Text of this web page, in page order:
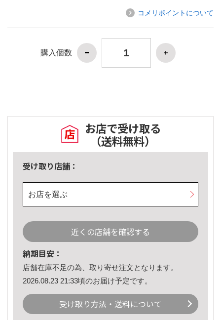
コメリポイントについて
購入個数
お店で受け取る
（送料無料）
受け取り店舗：
お店を選ぶ
近くの店舗を確認する
納期目安：
店舗在庫不足の為、取り寄せ注文となります。
2026.08.23 21:33頃のお届け予定です。
受け取り方法・送料について